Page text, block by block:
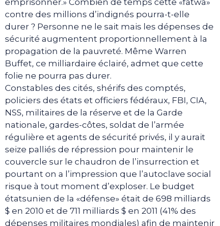
emprisonner.» Combien de temps cette «fatwa»
contre des millions d’indignés pourra-t-elle
durer ? Personne ne le sait mais les dépenses de
sécurité augmentent proportionnellement à la
propagation de la pauvreté. Même Warren
Buffet, ce milliardaire éclairé, admet que cette
folie ne pourra pas durer.
Constables des cités, shérifs des comptés,
policiers des états et officiers fédéraux, FBI, CIA,
NSS, militaires de la réserve et de la Garde
nationale, gardes-côtes, soldat de l’armée
régulière et agents de sécurité privés, il y aurait
seize palliés de répression pour maintenir le
couvercle sur le chaudron de l’insurrection et
pourtant on a l’impression que l’autoclave social
risque à tout moment d’exploser. Le budget
étatsunien de la «défense» était de 698 milliards
$ en 2010 et de 711 milliards $ en 2011 (41% des
dépenses militaires mondiales) afin de maintenir